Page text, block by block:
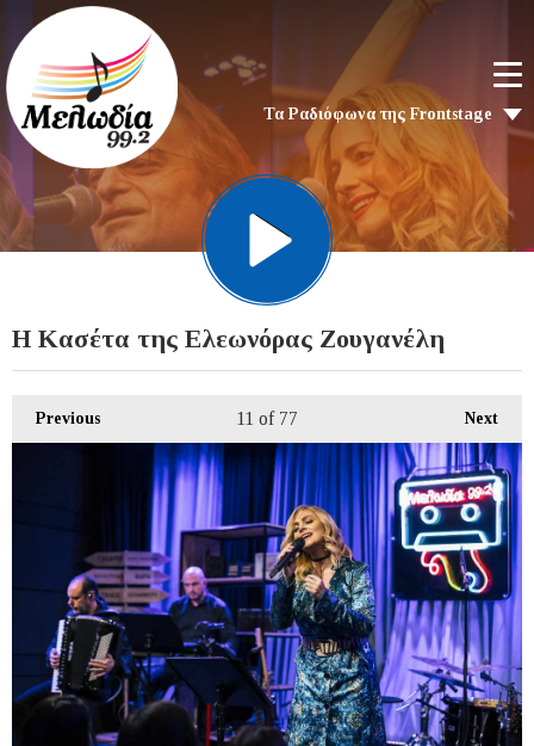
Τα Ραδιόφωνα της Frontstage
Η Κασέτα της Ελεωνόρας Ζουγανέλη
Previous Next
11 of 77